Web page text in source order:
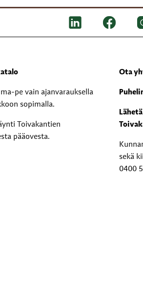
pe vain ajanvarauksella
sopimalla.
Toivakantien
pääovesta.
Ota
sekä
0400